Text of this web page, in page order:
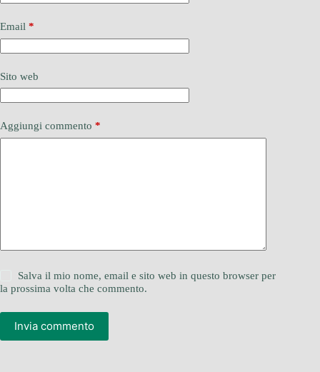
Email *
Sito web
Aggiungi commento *
Salva il mio nome, email e sito web in questo browser per
la prossima volta che commento.
Invia commento